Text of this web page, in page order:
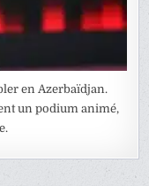
en Azerbaïdjan.
un podium animé,